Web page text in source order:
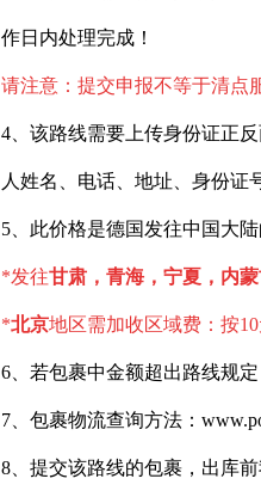
作日内处理完成！
请注意：提交申报不等于清点
4、 该路线需要上传身份证正
人姓名、电话、地址、身份证
5、此价格是德国发往中国大
*发往甘肃，青海，宁夏，内
*北京地区需加收区域费：按
6、若包裹中金额超出路线规
7、 包裹物流查询方法：
8、提交该路线的包裹，出库